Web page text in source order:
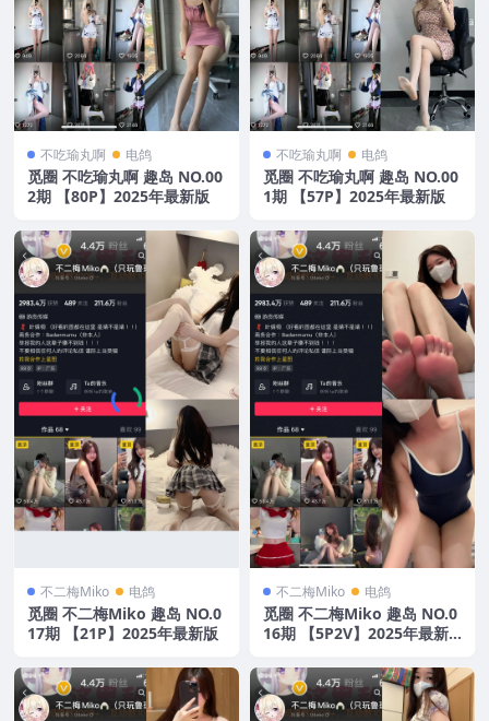
不吃瑜丸啊 电鸽
觅圈 不吃瑜丸啊 趣岛 NO.00
2期 【80P】2025年最新版
不吃瑜丸啊 电鸽
觅圈 不吃瑜丸啊 趣岛 NO.00
1期 【57P】2025年最新版
不二梅Miko 电鸽
觅圈 不二梅Miko 趣岛 NO.0
17期 【21P】2025年最新版
不二梅Miko 电鸽
觅圈 不二梅Miko 趣岛 NO.0
16期 【5P2V】2025年最新